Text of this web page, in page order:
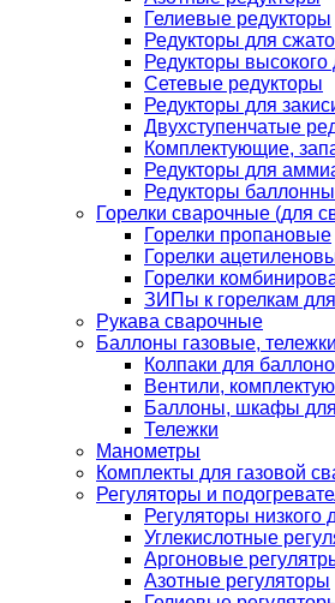
Гелиевые редукторы
Редукторы для
Редукторы высокого
Сетевые редукторы
Редукторы для
Двухступенчатые
Комплектующие,
Редукторы для
Редукторы
Горелки сварочные (для
Горелки пропановые
Горелки
Горелки
ЗИПы к горелкам
Рукава сварочные
Баллоны газовые,
Колпаки для
Вентили,
Баллоны, шкафы
Тележки
Манометры
Комплекты для газовой
Регуляторы и
Регуляторы низкого
Углекислотные
Аргоновые
Азотные регуляторы